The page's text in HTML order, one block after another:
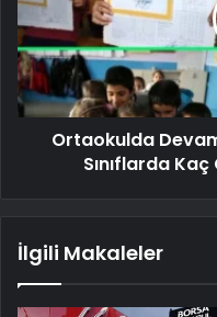
Ortaokulda
Sınıflarda Kaç
İlgili Makaleler